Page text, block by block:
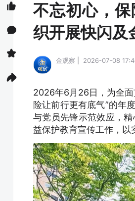
不忘初心，
织开展快闪及
金观察 | 2026-07-08
2026年6月26日，为全面
险让前行更有底气”的年
与党员先锋示范效应，
益保护教育宣传工作，